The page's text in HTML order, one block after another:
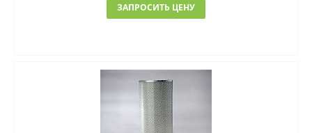
ЗАПРОСИТЬ ЦЕНУ